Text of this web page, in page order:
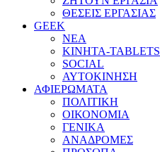
ΘΕΣΕΙΣ ΕΡΓΑΣΙΑΣ
GEEK
ΝΕΑ
ΚΙΝΗΤΑ-TABLETS
SOCIAL
ΑΥΤΟΚΙΝΗΣΗ
ΑΦΙΕΡΩΜΑΤΑ
ΠΟΛΙΤΙΚΗ
ΟΙΚΟΝΟΜΙΑ
ΓΕΝΙΚΑ
ΑΝΑΔΡΟΜΕΣ